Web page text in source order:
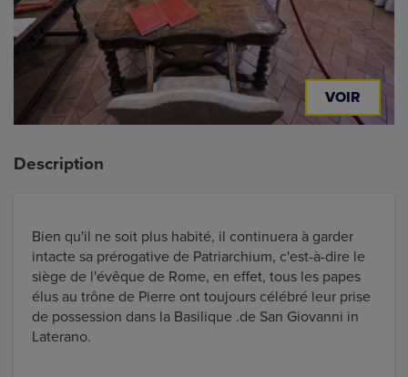
VOIR
Description
Bien qu'il ne soit plus habité, il continuera à garder
intacte sa prérogative de Patriarchium, c'est-à-dire le
siège de l'évêque de Rome, en effet, tous les papes
élus au trône de Pierre ont toujours célébré leur prise
de possession dans la Basilique .de San Giovanni in
Laterano.